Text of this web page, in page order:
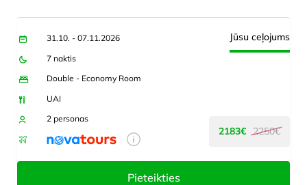
31.10. - 07.11.2026
7 naktis
Double - Economy Room
UAI
2 personas
Jūsu ceļojums
2183€ 2250€
Pieteikties